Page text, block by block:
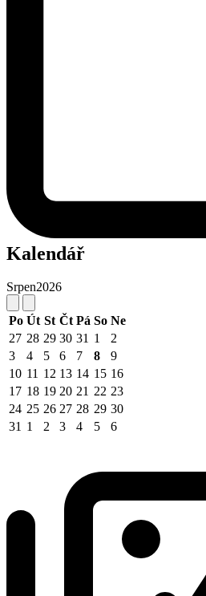
Kalendář
Srpen2026
Po Út St Čt Pá So Ne
27 28 29 30 31 1
2
3
4 5 6 7 8
9
10 11 12 13 14 15 16
17 18 19 20 21 22 23
24 25 26 27 28 29 30
31 1 2 3 4 5 6